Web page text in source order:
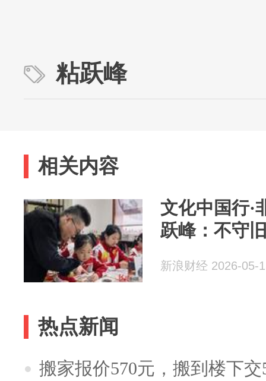
粘跃峰
相关内容
文化中国行·
跃峰：不守
新浪财经 2026-05-
热点新闻
搬家报价570元，搬到楼下